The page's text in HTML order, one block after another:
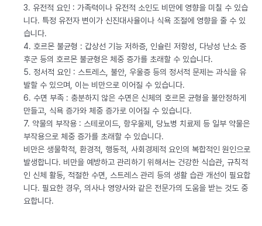
3. 유전적 요인 : 가족력이나 유전적 소인도 비만에 영향을 미칠 수 있습
니다. 특정 유전자 변이가 신진대사율이나 식욕 조절에 영향을 줄 수 있
습니다.
4. 호르몬 불균형 : 갑상선 기능 저하증, 인슐린 저항성, 다낭성 난소 증
후군 등의 호르몬 불균형은 체중 증가를 초래할 수 있습니다.
5. 정서적 요인 : 스트레스, 불안, 우울증 등의 정서적 문제는 과식을 유
발할 수 있으며, 이는 비만으로 이어질 수 있습니다.
6. 수면 부족 : 충분하지 않은 수면은 신체의 호르몬 균형을 불안정하게
만들고, 식욕 증가와 체중 증가로 이어질 수 있습니다.
7. 약물의 부작용 : 스테로이드, 항우울제, 당뇨병 치료제 등 일부 약물은
부작용으로 체중 증가를 초래할 수 있습니다.
비만은 생물학적, 환경적, 행동적, 사회경제적 요인의 복합적인 원인으로
발생합니다. 비만을 예방하고 관리하기 위해서는 건강한 식습관, 규칙적
인 신체 활동, 적절한 수면, 스트레스 관리 등의 생활 습관 개선이 필요합
니다. 필요한 경우, 의사나 영양사와 같은 전문가의 도움을 받는 것도 중
요합니다.